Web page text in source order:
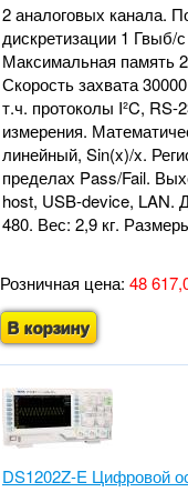
2 аналоговых канала.
дискретизации 1
Максимальная память
Скорость захвата
т.ч. протоколы I²C,
измерения.
линейный, Sin(x)/x.
пределах Pass/Fail.
host, USB-device, LAN.
480. Вес: 2,9 кг.
Розничная цена: 48
В корзину
DS1202Z-E Цифровой